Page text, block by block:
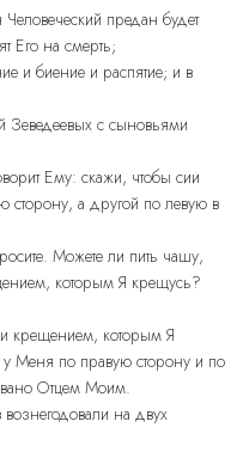
предан будет
Его на смерть;
и биение и распятие; и в
Зеведеевых с сыновьями
Ему: скажи, чтобы сии
а другой по левую в
Можете ли пить чашу,
которым Я крещусь?
крещением, которым Я
у Меня по правую сторону и по
Отцем Моим.
на двух